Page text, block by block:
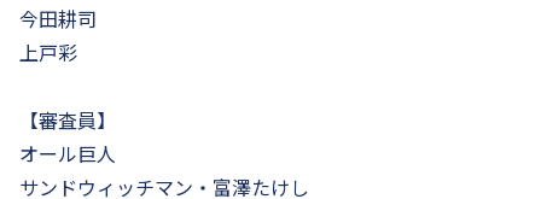
今田耕司
上戸彩
【審査員】
オール巨人
サンドウィッチマン・富澤たけし